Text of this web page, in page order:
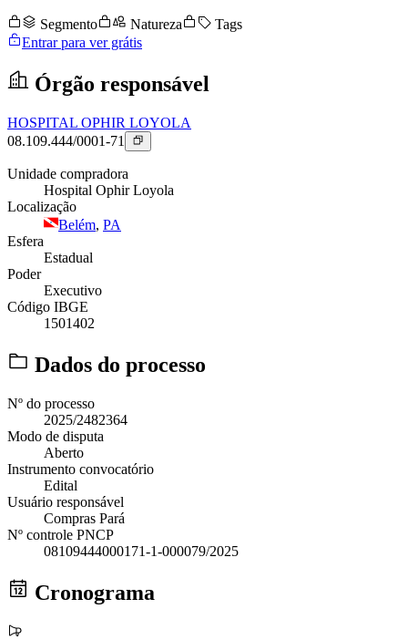
Segmento Natureza
Tags
Entrar para ver grátis
Órgão responsável
HOSPITAL OPHIR LOYOLA
08.109.444/0001-71
Unidade compradora
Hospital Ophir Loyola
Localização
Belém, PA
Esfera
Estadual
Poder
Executivo
Código IBGE
1501402
Dados do processo
Nº do processo
2025/2482364
Modo de disputa
Aberto
Instrumento convocatório
Edital
Usuário responsável
Compras Pará
Nº controle PNCP
08109444000171-1-000079/2025
Cronograma